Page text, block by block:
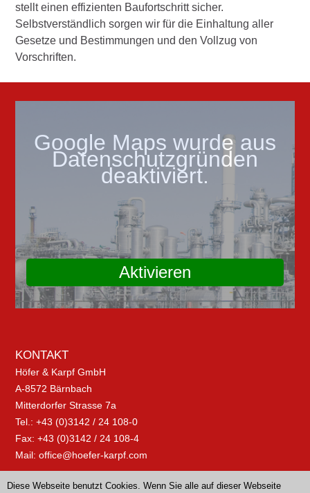
stellt einen effizienten Baufortschritt sicher.
Selbstverständlich sorgen wir für die Einhaltung aller
Gesetze und Bestimmungen und den Vollzug von
Vorschriften.
Google Maps wurde aus
Datenschutzgründen
deaktiviert.
Aktivieren
KONTAKT
Höfer & Karpf GmbH
A-8572 Bärnbach
Mitterdorfer Strasse 7a
Tel.: +43 (0)3142 / 24 108-0
Fax: +43 (0)3142 / 24 108-4
Mail:office@hoefer-karpf.com
Diese Webseite benutzt Cookies. Wenn Sie alle auf dieser Webseite